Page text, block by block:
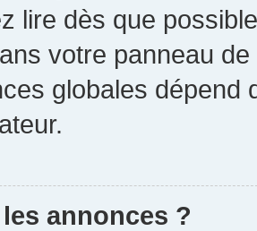
lire dès que
votre panneau
globales dépend
annonces ?